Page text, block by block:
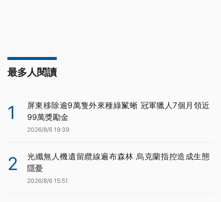
最多人閱讀
1
屏東移除逾9萬隻外來種綠鬣蜥 冠軍獵人7個月領近
99萬獎勵金
2026/8/6 19:39
2
光纖無人機遺留纜線遍布森林 烏克蘭指控造成生態
隱憂
2026/8/6 15:51